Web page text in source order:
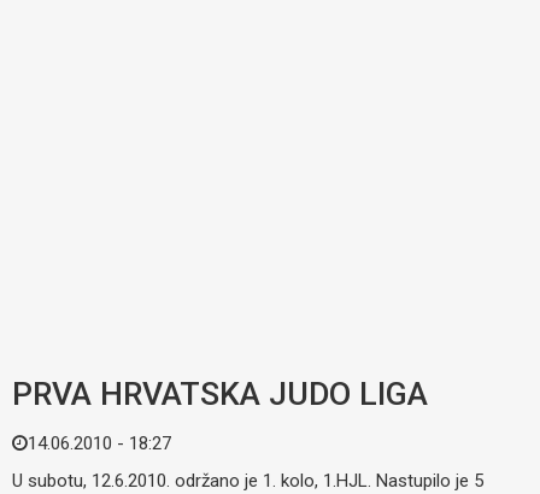
PRVA HRVATSKA JUDO LIGA
14.06.2010 - 18:27
U subotu, 12.6.2010. održano je 1. kolo, 1.HJL. Nastupilo je 5